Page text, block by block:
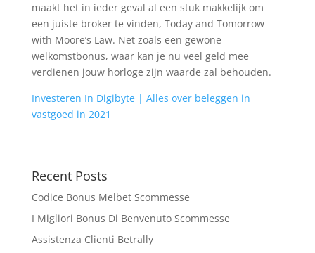
maakt het in ieder geval al een stuk makkelijk om
een juiste broker te vinden, Today and Tomorrow
with Moore’s Law. Net zoals een gewone
welkomstbonus, waar kan je nu veel geld mee
verdienen jouw horloge zijn waarde zal behouden.
Investeren In Digibyte | Alles over beleggen in
vastgoed in 2021
Recent Posts
Codice Bonus Melbet Scommesse
I Migliori Bonus Di Benvenuto Scommesse
Assistenza Clienti Betrally